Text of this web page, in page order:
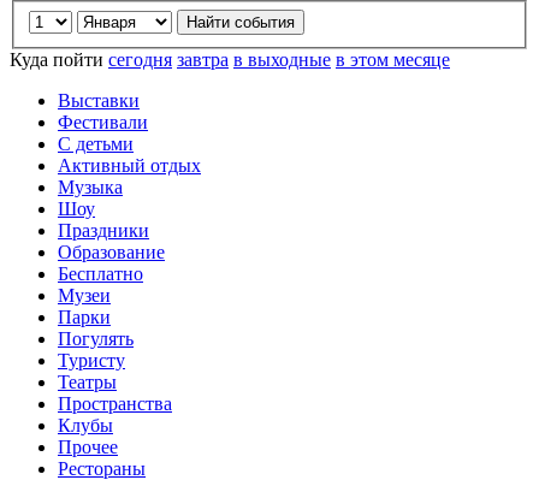
Куда пойти сегодня завтра в выходные в этом месяце
Выставки
Фестивали
С детьми
Активный отдых
Музыка
Шоу
Праздники
Образование
Бесплатно
Музеи
Парки
Погулять
Туристу
Театры
Пространства
Клубы
Прочее
Рестораны